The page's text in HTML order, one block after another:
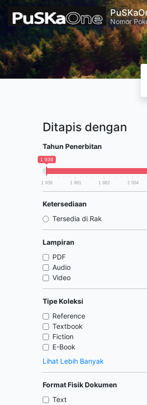
Nomor
Ditapis dengan
Tahun Penerbitan
1 939
1 939 1 961 1 982 2 004
Ketersediaan
Tersedia di Rak
Lampiran
PDF
Audio
Video
Tipe Koleksi
Reference
Textbook
Fiction
E-Book
Lihat Lebih Banyak
Format Fisik Dokumen
Text